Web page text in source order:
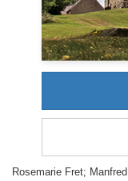
Rosemarie Fret;